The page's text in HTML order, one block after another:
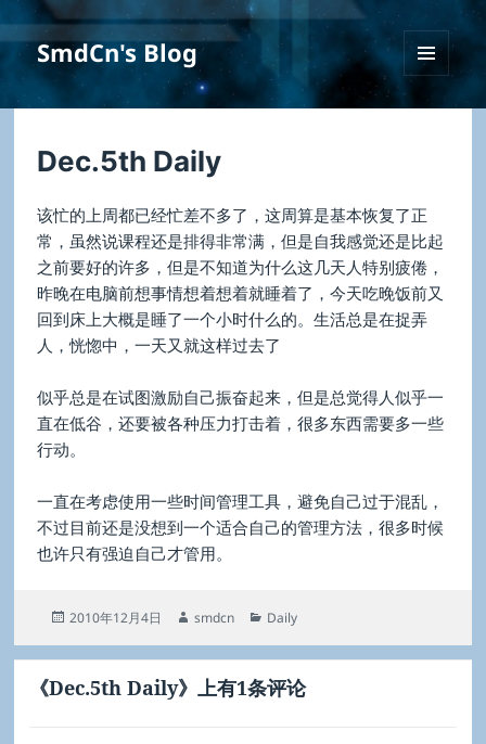
SmdCn's Blog
挂件
Dec.5th Daily
该忙的上周都已经忙差不多了，这周算是基本恢复了正
常，虽然说课程还是排得非常满，但是自我感觉还是比起
之前要好的许多，但是不知道为什么这几天人特别疲倦，
昨晚在电脑前想事情想着想着就睡着了，今天吃晚饭前又
回到床上大概是睡了一个小时什么的。生活总是在捉弄
人，恍惚中，一天又就这样过去了
似乎总是在试图激励自己振奋起来，但是总觉得人似乎一
直在低谷，还要被各种压力打击着，很多东西需要多一些
行动。
一直在考虑使用一些时间管理工具，避免自己过于混乱，
不过目前还是没想到一个适合自己的管理方法，很多时候
也许只有强迫自己才管用。
发
于
2010年12月4日
作
smdcn
分
Daily
《Dec.5th Daily》上有1条评论